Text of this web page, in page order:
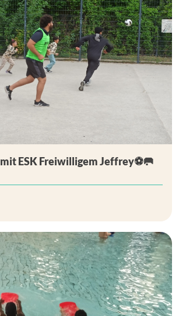
ESK Freiwilligem Jeffrey⚽🥅